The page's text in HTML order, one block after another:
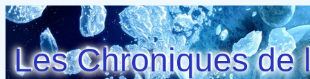
Les Chroniques de